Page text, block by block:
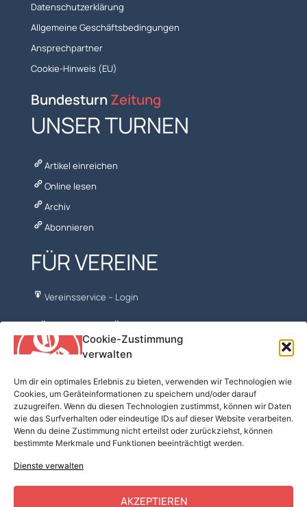
Cookie-Zustimmung
verwalten
Um dir ein optimales Erlebnis zu bieten, verwenden wir Technologien wie
Cookies, um Geräteinformationen zu speichern und/oder darauf
zuzugreifen. Wenn du diesen Technologien zustimmst, können wir Daten
wie das Surfverhalten oder eindeutige IDs auf dieser Website verarbeiten.
Wenn du deine Zustimmung nicht erteilst oder zurückziehst, können
bestimmte Merkmale und Funktionen beeinträchtigt werden.
Dienste verwalten
AKZEPTIEREN
Datenschutzerklärung
Allgemeine Geschäftsbedingungen
Ansprechpartner
Cookie-Hinweis (EU)
Bundesturn Zeitung
UNSER TURNEN
Artikel einreichen
Online lesen
Archiv
Abonnieren
FÜR VEREINE
Vereinsservice – Login
NÜTZLICHES FÜR VORTURNER
ÖFT – FV Turnen
Turn10
BSPA
Turnmaterial
Kostenfreie Musik